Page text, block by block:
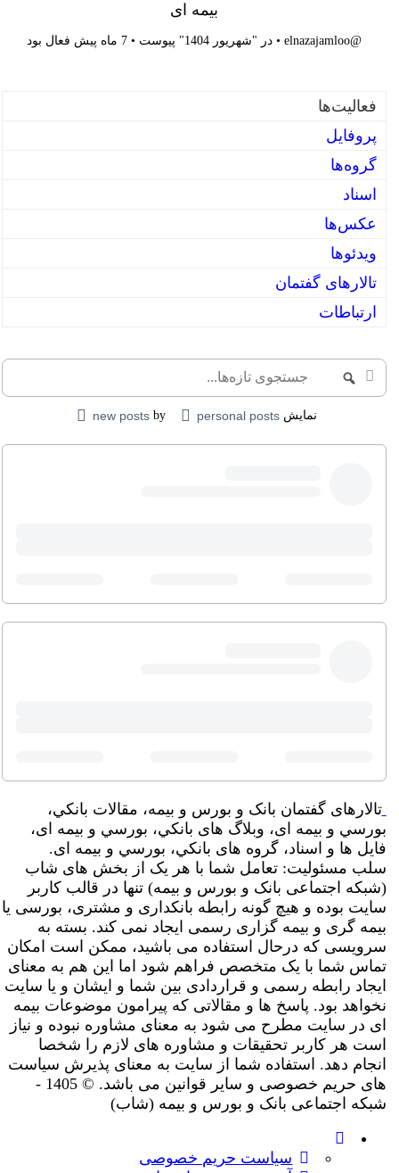
بیمه ای
@elnazajamloo
•در "شهریور 1404" پیوست •7 ماه پیش فعال بود
فعالیت‌‌ها
پروفایل
گروه‌ها
اسناد
عکس‌ها
ویدئوها
تالارهای گفتمان
ارتباطات
جستجوجستجوی
تازه‌ها...
نمایش personal posts
by
new posts
تالارهای گفتمان بانک و بورس و بیمه، مقالات بانکي،
بورسي و بیمه ای، وبلاگ های بانکي، بورسي و بیمه ای،
فایل ها و اسناد، گروه های بانکي، بورسي و بیمه ای.
سلب مسئولیت: تعامل شما با هر یک از بخش های شاب
(شبکه اجتماعی بانک و بورس و بیمه) تنها در قالب کاربر
سایت بوده و هیچ گونه رابطه بانکداری و مشتری، بورسی یا
بیمه گری و بیمه گزاری رسمی ایجاد نمی کند. بسته به
سرویسی که درحال استفاده می باشید، ممکن است امکان
تماس شما با یک متخصص فراهم شود اما این هم به معنای
ایجاد رابطه رسمی و قراردادی بین شما و ایشان و یا سایت
نخواهد بود. پاسخ ها و مقالاتی که پیرامون موضوعات بیمه
ای در سایت مطرح می شود به معنای مشاوره نبوده و نیاز
است هر کاربر تحقیقات و مشاوره های لازم را شخصا
انجام دهد. استفاده شما از سایت به معنای پذیرش سیاست
های حریم خصوصی و سایر قوانین می باشد. © 1405 -
شبکه اجتماعی بانک و بورس و بیمه (شاب)
سیاست حریم خصوصی